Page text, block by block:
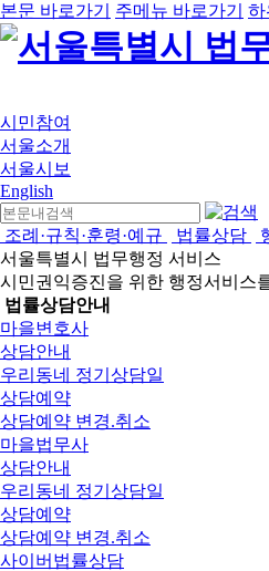
본문 바로가기 주메뉴 바로가기 하
시민참여
서울소개
서울시보
English
조례·규칙·훈령·예규 법률상담
서울특별시 법무행정 서비스
시민권익증진을 위한 행정서비스
법률상담안내
마을변호사
상담안내
우리동네 정기상담일
상담예약
상담예약 변경.취소
마을법무사
상담안내
우리동네 정기상담일
상담예약
상담예약 변경.취소
사이버법률상담